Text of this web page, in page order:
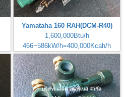
Yamataha 160 RAH(DCM-R40)
1,600,000Btu/h
466~586kW/h=400,000Kcah/h
Airheat:Max Temperature
400℃,750℉